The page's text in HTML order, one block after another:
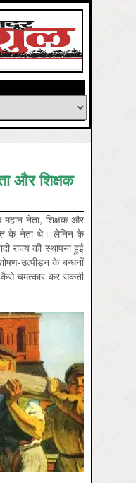
और शिक्षक
महान नेता, शिक्षक और
के नेता थे। लेनिन के
राज्य की स्थापना हुई
उत्पीड़न के बन्धनों
चमत्कार कर सकती